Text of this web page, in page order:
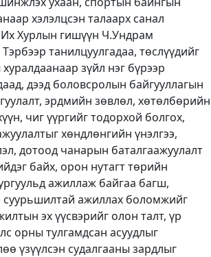
хэлэлцсэн талаарх санал
Их Хурлын гишүүн Ч.Ундрам
танилцуулгадаа, төслүүдийг
зүйл нэг бүрээр
дээд боловсролын байгууллагын
эрдмийн зөвлөл, хөтөлбөрийн
чиг үүргийг тодорхой болгох,
хөндлөнгийн үнэлгээ,
дотоод чанарын баталгаажуулалт
байх, орон нутагт төрийн
ажиллаж байгаа багш,
суурьшилтай ажиллах боломжийг
эх үүсвэрийг олон талт, үр
орны тулгамдсан асуудлыг
үзүүлсэн судалгааны зардлыг